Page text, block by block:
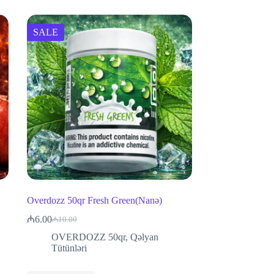
SALE
Overdozz 50qr Fresh Green(Nanə)
₼10.00
Original
price
was:
₼6.00Current
price
is:
OVERDOZZ 50qr, Qəlyan
Tütünləri